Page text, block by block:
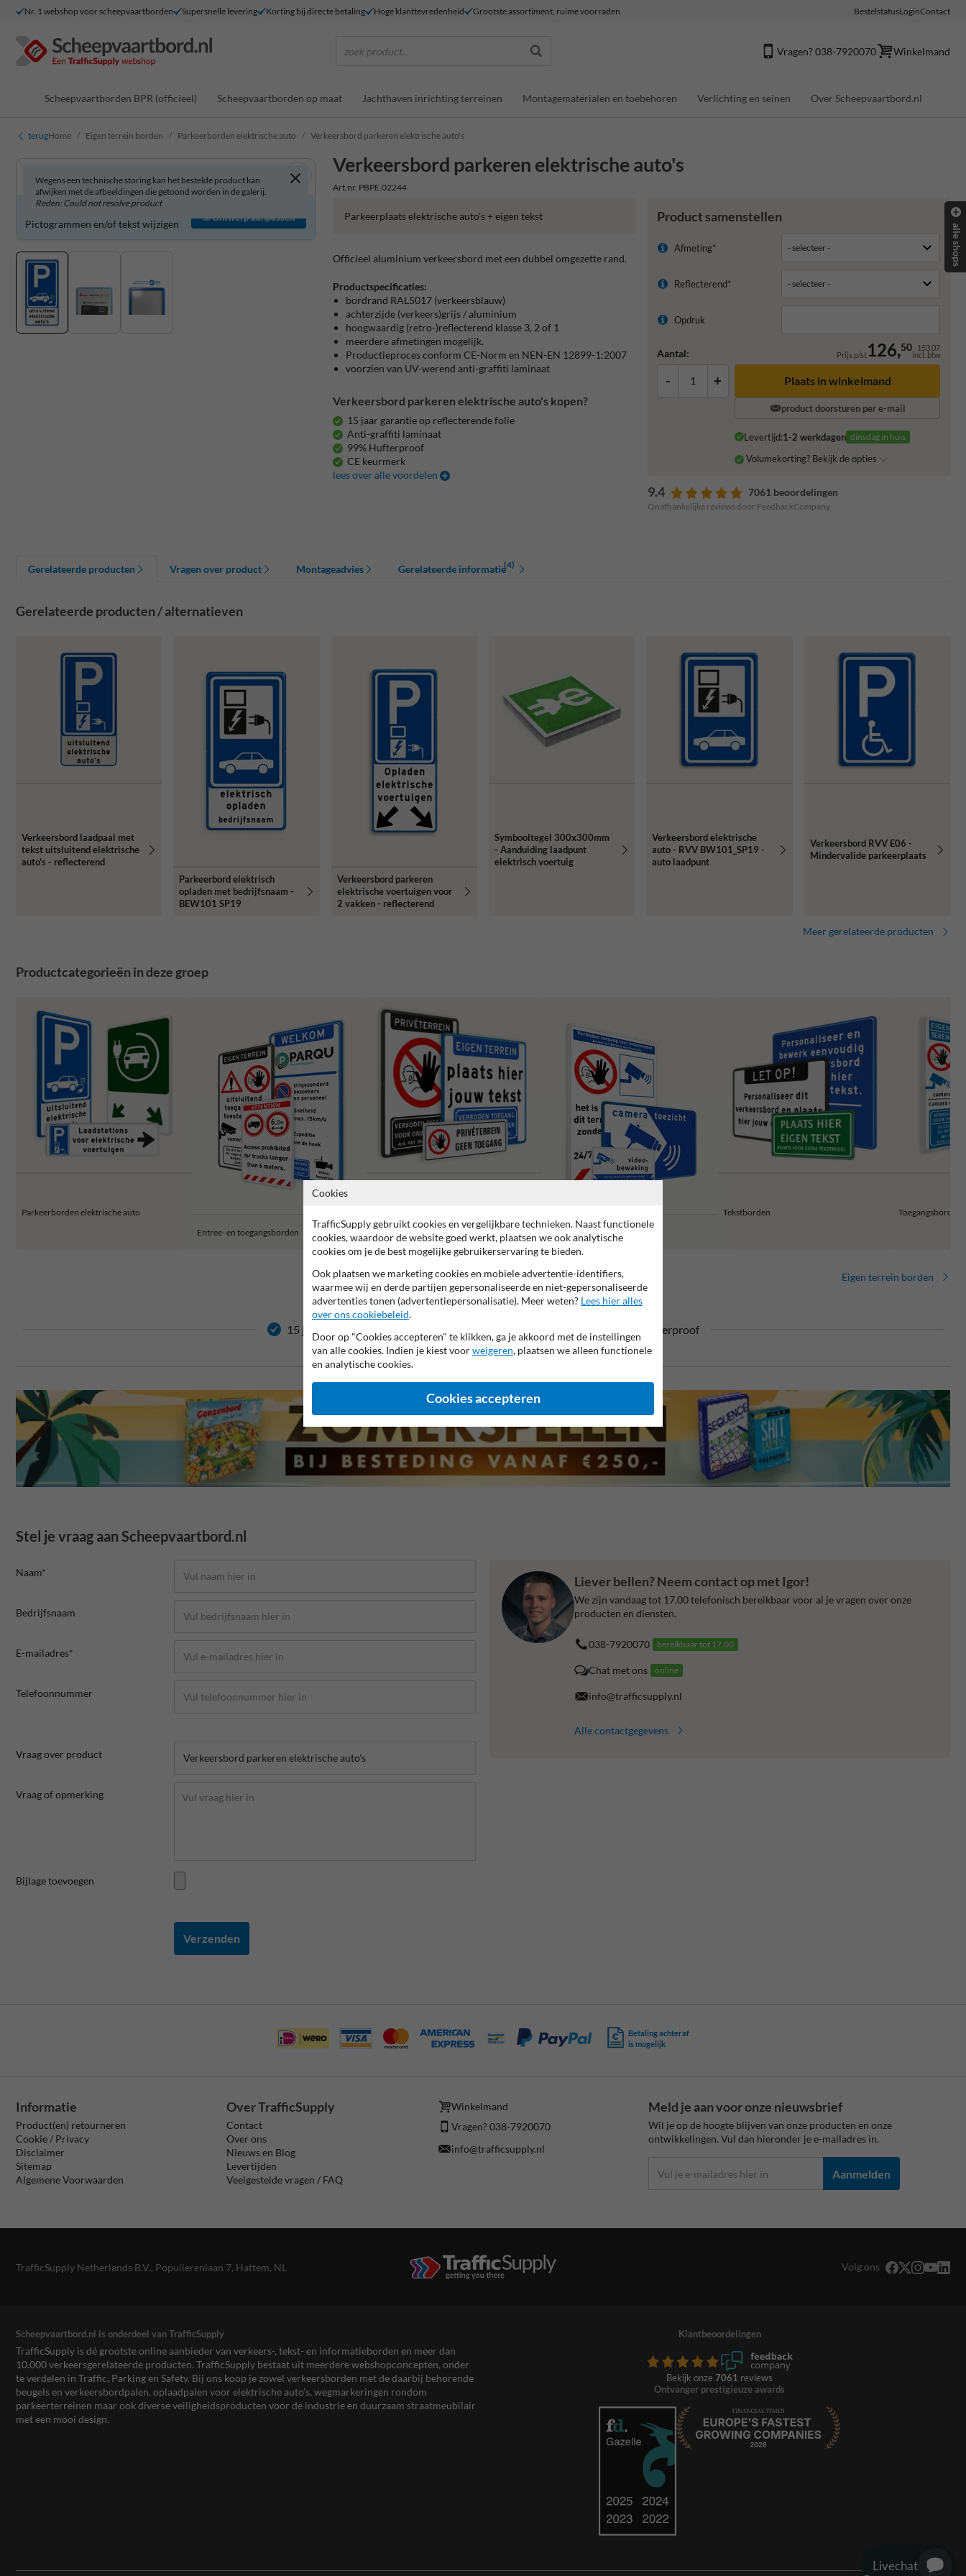
Nr. 1 webshop voor scheepvaartborden Supersnelle levering Korting bij directe betaling Hoge klanttevredenheid Grootste assortiment, ruime voorraden BestelstatusLoginContact
zoek product... Vragen? 038-7920070 Winkelmand
Scheepvaartborden BPR (officieel) Scheepvaartborden op maat Jachthaven inrichting terreinen Montagematerialen en toebehoren Verlichting en seinen Over Scheepvaartbord.nl
terugHome Eigen terrein borden Parkeerborden elektrische auto Verkeersbord parkeren elektrische auto's
Verkeersbord parkeren elektrische auto's
Art.nr. PBPE.02244
Wegens een technische storing kan het bestelde product kan
afwijken met de afbeeldingen die getoond worden in de galerij.
Reden: Could not resolve product
Verkeersbord zelf aanpassen?
Pictogrammen en/of tekst wijzigen
Ontwerp aanpassen Product samenstellen
Afmeting*
Reflecterend*
Opdruk
Aantal: Prijs p/st126,50 153,07
incl. btw
- + Plaats in winkelmand
product doorsturen per e-mail
Levertijd:1-2 werkdagen dinsdag in huis
Volumekorting? Bekijk de opties
9.4 7061 beoordelingen
Onafhankelijke reviews door FeedbackCompany
Parkeerplaats elektrische auto's + eigen tekst
Officieel aluminium verkeersbord met een dubbel omgezette rand.
Productspecificaties:
bordrand RAL5017 (verkeersblauw)
achterzijde (verkeers)grijs / aluminium
hoogwaardig (retro-)reflecterend klasse 3, 2 of 1
meerdere afmetingen mogelijk.
Productieproces conform CE-Norm en NEN-EN 12899-1:2007
voorzien van UV-werend anti-graffiti laminaat
Verkeersbord parkeren elektrische auto's kopen?
15 jaar garantie op reflecterende folie
Anti-graffiti laminaat
99% Hufterproof
CE keurmerk
lees over alle voordelen
Gerelateerde producten Vragen over product Montageadvies Gerelateerde informatie(4)
Gerelateerde producten / alternatieven
Verkeersbord laadpaal met
tekst uitsluitend elektrische
auto's - reflecterend
Parkeerbord elektrisch
opladen met bedrijfsnaam -
BEW101 SP19
Verkeersbord parkeren
elektrische voertuigen voor
2 vakken - reflecterend
Symbooltegel 300x300mm
- Aanduiding laadpunt
elektrisch voertuig
Verkeersbord elektrische
auto - RVV BW101_SP19 -
auto laadpunt
Verkeersbord RVV E06 -
Mindervalide parkeerplaats
Meer gerelateerde producten
Productcategorieën in deze groep
Parkeerborden elektrische auto
Entree- en toegangsborden
Camerabewaking borden
Tekstborden Toegangsborden
Eigen terrein borden
15 jaar garantie op reflecterende folie 99% Hufterproof
Stel je vraag aan Scheepvaartbord.nl
Naam*
Bedrijfsnaam
E-mailadres*
Telefoonnummer
Vraag over product
Vraag of opmerking
Bijlage toevoegen
Verzenden
Liever bellen? Neem contact op met Igor!
We zijn vandaag tot 17.00 telefonisch bereikbaar voor al je vragen over onze
producten en diensten.
038-7920070 bereikbaar tot 17.00
Chat met ons online
info@trafficsupply.nl
Alle contactgegevens
Betaling achteraf
is mogelijk
Informatie
Product(en) retourneren
Cookie / Privacy
Disclaimer
Sitemap
Algemene Voorwaarden
Over TrafficSupply
Contact
Over ons
Nieuws en Blog
Levertijden
Veelgestelde vragen / FAQ
Winkelmand
Vragen? 038-7920070
info@trafficsupply.nl
Meld je aan voor onze nieuwsbrief
Wil je op de hoogte blijven van onze producten en onze
ontwikkelingen. Vul dan hieronder je e-mailadres in.
Aanmelden
TrafficSupply Netherlands B.V., Populierenlaan 7, Hattem, NL Volg ons
Scheepvaartbord.nl is onderdeel van TrafficSupply
TrafficSupply is dé grootste online aanbieder van verkeers-, tekst- en informatieborden en meer dan
10.000 verkeersgerelateerde producten. TrafficSupply bestaat uit meerdere webshopconcepten, onder
te verdelen in Traffic, Parking en Safety. Bij ons koop je zowel verkeersborden met de daarbij behorende
beugels en verkeersbordpalen, oplaadpalen voor elektrische auto’s, wegmarkeringen rondom
parkeerterreinen maar ook diverse veiligheidsproducten voor de industrie en duurzaam straatmeubilair
met een mooi design.
Klantbeoordelingen
Bekijk onze 7061 reviews
Ontvanger prestigieuze awards
alle shops
Cookies
TrafficSupply gebruikt cookies en vergelijkbare technieken. Naast functionele
cookies, waardoor de website goed werkt, plaatsen we ook analytische
cookies om je de best mogelijke gebruikerservaring te bieden.
Ook plaatsen we marketing cookies en mobiele advertentie-identifiers,
waarmee wij en derde partijen gepersonaliseerde en niet-gepersonaliseerde
advertenties tonen (advertentiepersonalisatie). Meer weten? Lees hier alles
over ons cookiebeleid.
Door op "Cookies accepteren" te klikken, ga je akkoord met de instellingen
van alle cookies. Indien je kiest voorweigeren, plaatsen we alleen functionele
en analytische cookies.
Cookies accepteren
Livechat